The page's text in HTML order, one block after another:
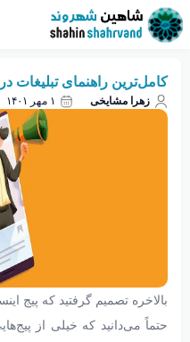
کامل‌ترین راهنمای تبلیغات
زهرا مشایخی ۱ مهر ۱۴۰۱
بالاخره تصمیم گرفتید که پیج
حتماً می‌دانید که خیلی از